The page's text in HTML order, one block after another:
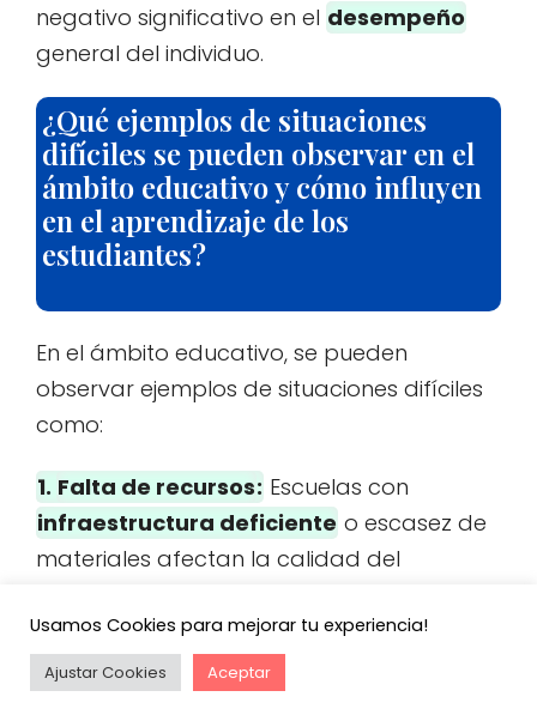
negativo significativo en el desempeño
general del individuo.
¿Qué ejemplos de situaciones
difíciles se pueden observar en el
ámbito educativo y cómo influyen
en el aprendizaje de los
estudiantes?
En el ámbito educativo, se pueden
observar ejemplos de situaciones difíciles
como:
1. Falta de recursos: Escuelas con
infraestructura deficiente o escasez de
materiales afectan la calidad del
2.Problemas emocionales
que enfrentanestrés o ansiedad
Usamos Cookies para mejorar tu experiencia!
Ajustar Cookies Aceptar